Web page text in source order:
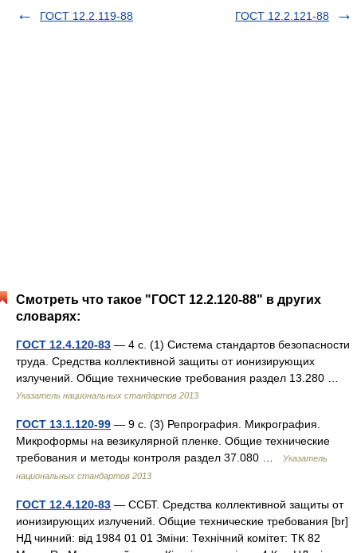
ГОСТ 12.2.119-88
ГОСТ 12.2.121-88
Смотреть что такое "ГОСТ 12.2.120-88" в других
словарях:
ГОСТ 12.4.120-83 — 4 с. (1) Система стандартов безопасности
труда. Средства коллективной защиты от ионизирующих
излучений. Общие технические требования раздел 13.280 …
Указатель национальных стандартов 2013
ГОСТ 13.1.120-99 — 9 с. (3) Репрография. Микрография.
Микроформы на везикулярной пленке. Общие технические
требования и методы контроля раздел 37.080 …
Указатель
национальных стандартов 2013
ГОСТ 12.4.120-83 — ССБТ. Средства коллективной защиты от
ионизирующих излучений. Общие технические требования [br]
НД чинний: від 1984 01 01 Зміни: Технічний комітет: ТК 82